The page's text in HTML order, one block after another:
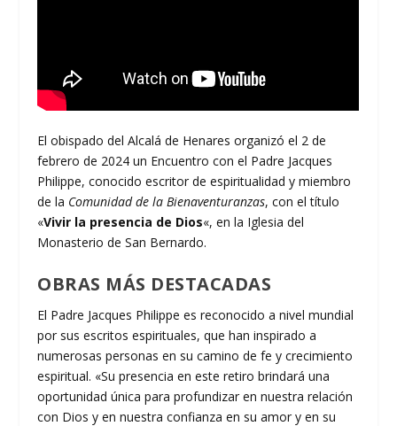
El obispado del Alcalá de Henares organizó el 2 de
febrero de 2024 un Encuentro con el Padre Jacques
Philippe, conocido escritor de espiritualidad y miembro
de la Comunidad de la Bienaventuranzas, con el título
«Vivir la presencia de Dios«, en la Iglesia del
Monasterio de San Bernardo.
OBRAS MÁS DESTACADAS
El Padre Jacques Philippe es reconocido a nivel mundial
por sus escritos espirituales, que han inspirado a
numerosas personas en su camino de fe y crecimiento
espiritual. «Su presencia en este retiro brindará una
oportunidad única para profundizar en nuestra relación
con Dios y en nuestra confianza en su amor y en su